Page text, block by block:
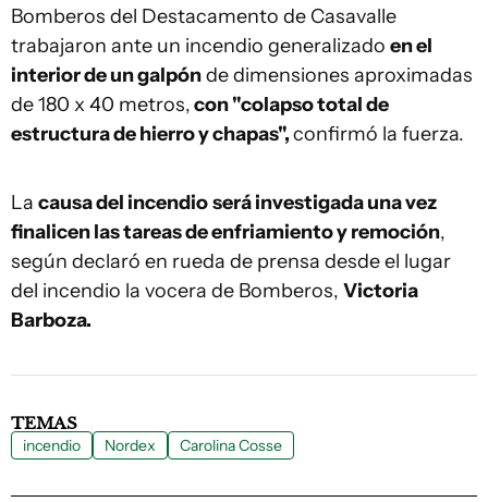
Bomberos del Destacamento de Casavalle
trabajaron ante un incendio generalizado en el
interior de un galpónde dimensiones aproximadas
de 180 x 40 metros,con "colapso total de
estructura de hierro y chapas",confirmó la fuerza.
La causa del incendioserá investigada una vez
finalicen las tareas de enfriamiento y remoción,
según declaró en rueda de prensa desde el lugar
del incendio la vocera de Bomberos, Victoria
Barboza.
TEMAS
incendio Nordex Carolina Cosse